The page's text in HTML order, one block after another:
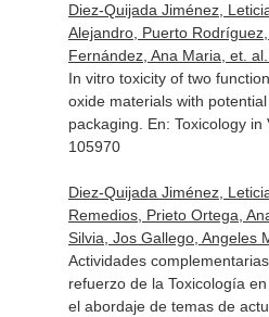
Diez-Quijada Jiménez,
Alejandro, Puerto
Fernández, Ana Maria, et.
In vitro toxicity of two
oxide materials with
packaging. En: Toxicology in
105970
Diez-Quijada Jiménez,
Remedios, Prieto Ortega,
Silvia, Jos Gallego, Angeles
Actividades
refuerzo de la Toxicología
el abordaje de temas de